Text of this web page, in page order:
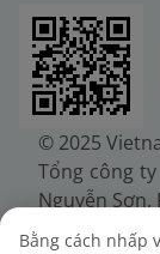
© 2025
Tổng công ty
Nguyễn
Điện thoại:
Bằng cách nhấp